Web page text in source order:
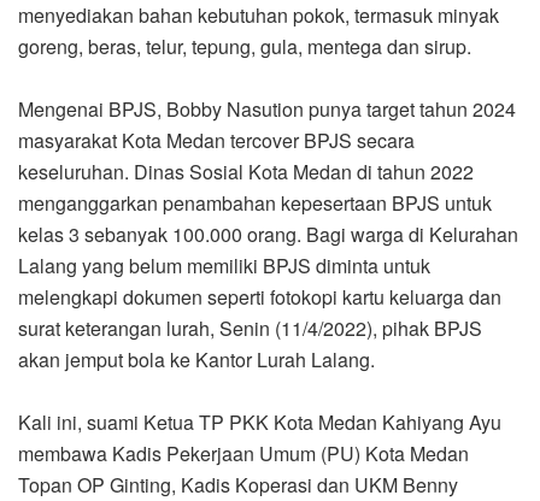
menyediakan bahan kebutuhan pokok, termasuk minyak
goreng, beras, telur, tepung, gula, mentega dan sirup.
Mengenai BPJS, Bobby Nasution punya target tahun 2024
masyarakat Kota Medan tercover BPJS secara
keseluruhan. Dinas Sosial Kota Medan di tahun 2022
menganggarkan penambahan kepesertaan BPJS untuk
kelas 3 sebanyak 100.000 orang. Bagi warga di Kelurahan
Lalang yang belum memiliki BPJS diminta untuk
melengkapi dokumen seperti fotokopi kartu keluarga dan
surat keterangan lurah, Senin (11/4/2022), pihak BPJS
akan jemput bola ke Kantor Lurah Lalang.
Kali ini, suami Ketua TP PKK Kota Medan Kahiyang Ayu
membawa Kadis Pekerjaan Umum (PU) Kota Medan
Topan OP Ginting, Kadis Koperasi dan UKM Benny